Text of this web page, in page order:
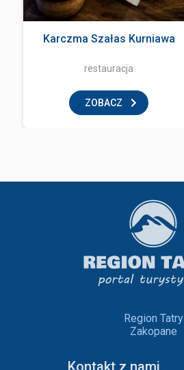
Karczma Szałas Kurniawa
restauracja
ZOBACZ
Region Tatry
Zakopane
Kontakt z nami